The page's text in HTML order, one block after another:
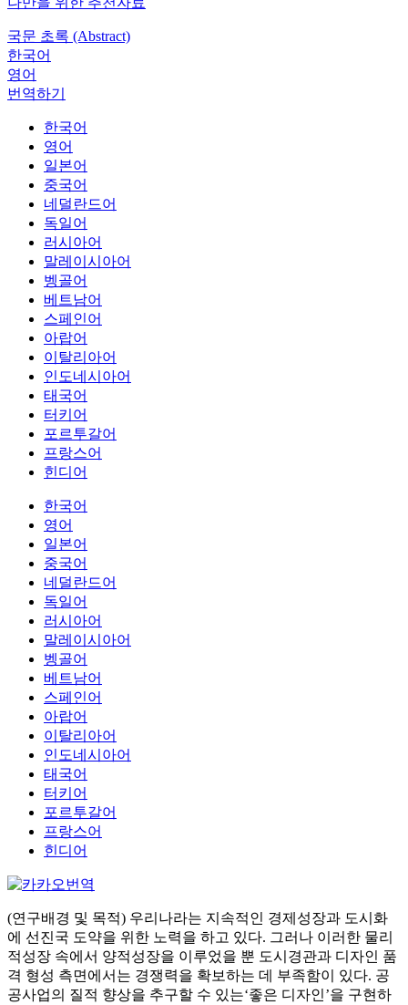
국문 초록 (Abstract)
한국어
영어
번역하기
한국어
영어
일본어
중국어
네덜란드어
독일어
러시아어
말레이시아어
벵골어
베트남어
스페인어
아랍어
이탈리아어
인도네시아어
태국어
터키어
포르투갈어
프랑스어
힌디어
한국어
영어
일본어
중국어
네덜란드어
독일어
러시아어
말레이시아어
벵골어
베트남어
스페인어
아랍어
이탈리아어
인도네시아어
태국어
터키어
포르투갈어
프랑스어
힌디어
(연구배경 및 목적) 우리나라는 지속적인 경제성장과 도시화
에 선진국 도약을 위한 노력을 하고 있다. 그러나 이러한 물리
적성장 속에서 양적성장을 이루었을 뿐 도시경관과 디자인 품
격 형성 측면에서는 경쟁력을 확보하는 데 부족함이 있다. 공
공사업의 질적 향상을 추구할 수 있는‘좋은 디자인’을 구현하